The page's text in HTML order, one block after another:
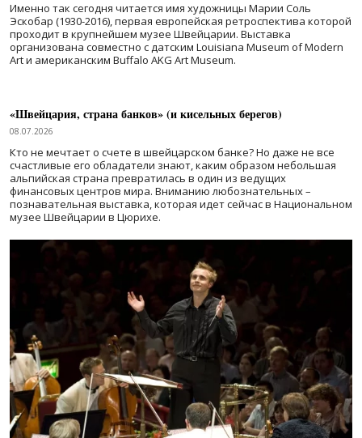
Именно так сегодня читается имя художницы Марии Соль
Эскобар (1930-2016), первая европейская ретроспектива которой
проходит в крупнейшем музее Швейцарии. Выставка
организована совместно с датским Louisiana Museum of Modern
Art и американским Buffalo AKG Art Museum.
«Швейцария, страна банков» (и кисельных берегов)
08.07.2026
Кто не мечтает о счете в швейцарском банке? Но даже не все
счастливые его обладатели знают, каким образом небольшая
альпийская страна превратилась в один из ведущих
финансовых центров мира. Вниманию любознательных –
познавательная выставка, которая идет сейчас в Национальном
музее Швейцарии в Цюрихе.